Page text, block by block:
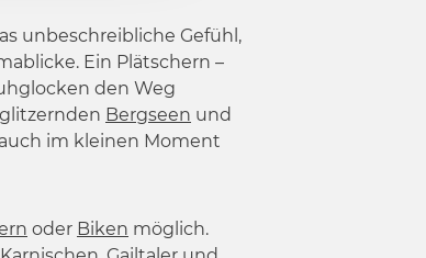
unbeschreibliche Gefühl,
Ein Plätschern –
den Weg
Bergseen und
im kleinen Moment
oder Biken möglich.